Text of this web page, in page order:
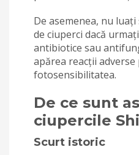
De asemenea, nu
de ciuperci dacă
antibiotice sau
apărea reacţii
fotosensibilitatea.
De ce sunt
ciupercile
Scurt istoric